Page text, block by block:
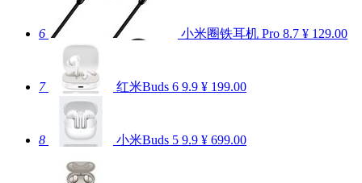
6 小米圈铁耳机 Pro 8.7 ¥ 129.00
7 红米Buds 6 9.9 ¥ 199.00
8 小米Buds 5 9.9 ¥ 699.00